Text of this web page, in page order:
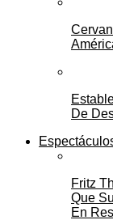
De
Fritz
Que
En